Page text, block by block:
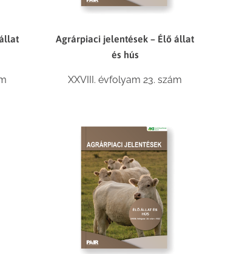
Agrárpiaci jelentések – Élő állat
és hús
XXVIII. évfolyam 23. szám